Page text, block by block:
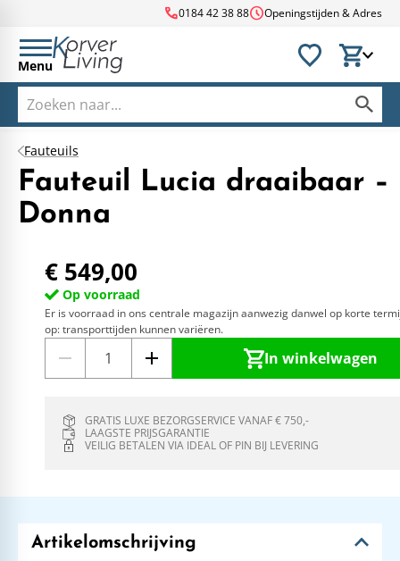
call0184 42 38 88scheduleOpeningstijden & Adres
Menu
Fauteuils
Fauteuil Lucia draaibaar –
Donna
€ 549,00
Op voorraad
Er is voorraad in ons centrale magazijn aanwezig danwel op korte
op: transporttijden kunnen variëren.
In winkelwagen
GRATIS LUXE BEZORGSERVICE VANAF € 750,-
LAAGSTE PRIJSGARANTIE
VEILIG BETALEN VIA IDEAL OF PIN BIJ LEVERING
Artikelomschrijving